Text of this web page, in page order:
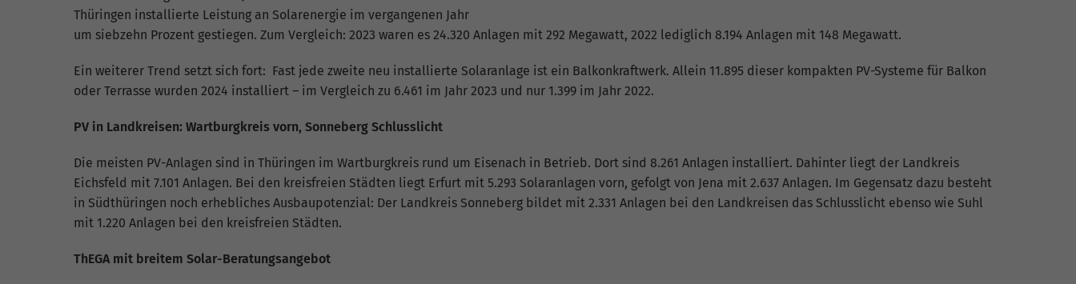
Thüringen installierte Leistung an Solarenergie im vergangenen Jahr
um siebzehn Prozent gestiegen. Zum Vergleich: 2023 waren es 24.320 Anlagen mit 292 Megawatt, 2022 lediglich 8.194 Anlagen mit 148 Megawatt.
Ein weiterer Trend setzt sich fort: Fast jede zweite neu installierte Solaranlage ist ein Balkonkraftwerk. Allein 11.895 dieser kompakten PV-Systeme für Balkon
oder Terrasse wurden 2024 installiert – im Vergleich zu 6.461 im Jahr 2023 und nur 1.399 im Jahr 2022.
PV in Landkreisen: Wartburgkreis vorn, Sonneberg Schlusslicht
Die meisten PV-Anlagen sind in Thüringen im Wartburgkreis rund um Eisenach in Betrieb. Dort sind 8.261 Anlagen installiert. Dahinter liegt der Landkreis
Eichsfeld mit 7.101 Anlagen. Bei den kreisfreien Städten liegt Erfurt mit 5.293 Solaranlagen vorn, gefolgt von Jena mit 2.637 Anlagen. Im Gegensatz dazu besteht
in Südthüringen noch erhebliches Ausbaupotenzial: Der Landkreis Sonneberg bildet mit 2.331 Anlagen bei den Landkreisen das Schlusslicht ebenso wie Suhl
mit 1.220 Anlagen bei den kreisfreien Städten.
ThEGA mit breitem Solar-Beratungsangebot
Informationen anonym und weisen eine zufällig
generierte Nummer zu, um eindeutige Besucher zu
identifizieren.
Name _gid
Anbieter
Laufzeit 1 Tag
Dieses Cookie wird von Google Analytics installiert.